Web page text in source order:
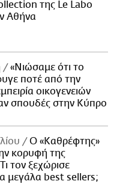
της Le Labo
Αθήνα
«Νιώσαμε ότι το
ποτέ από την
οικογενειών
σπουδές στην Κύπρο
Ο «Καθρέφτης»
κορυφή της
τον ξεχώρισε
μεγάλα best sellers;